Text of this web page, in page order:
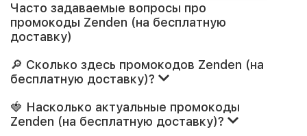
Часто задаваемые вопросы про
промокоды Zenden (на бесплатную
доставку)
🔎 Сколько здесь промокодов Zenden (на
бесплатную доставку)?
🍓 Насколько актуальные промокоды
Zenden (на бесплатную доставку)?